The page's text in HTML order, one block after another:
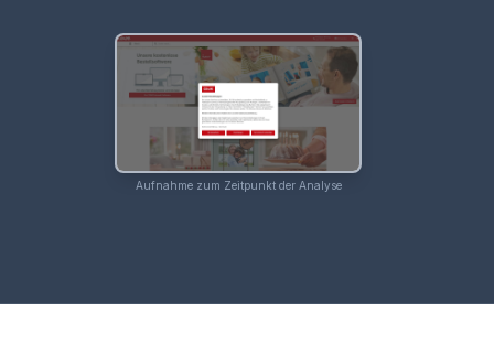
Aufnahme zum Zeitpunkt der Analyse